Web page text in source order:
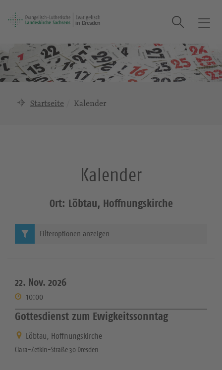
T
g
g
l
Suche
Startseite Kalender
Kalender
Ort: Löbtau, Hoffnungskirche
22. Nov. 2026
10:00
Gottesdienst zum Ewigkeitssonntag
Löbtau, Hoffnungskirche
Clara-Zetkin-Straße 30 Dresden
Filteroptionen anzeigen